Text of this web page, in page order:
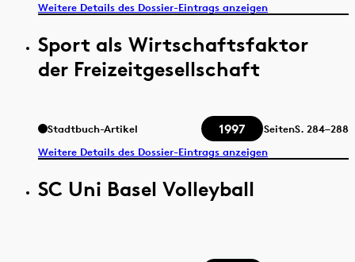
Weitere Details des Dossier-Eintrags anzeigen
Sport als Wirtschaftsfaktor
der Freizeitgesellschaft
Stadtbuch-Artikel 1997 SeitenS. 284–288
Weitere Details des Dossier-Eintrags anzeigen
SC Uni Basel Volleyball